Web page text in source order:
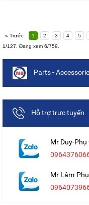
« Trước 1 2 3 4 5
1/127. Đang xem 6/759.
Parts -
Hỗ trợ trực tuyến
Mr Duy-
Mr Lâm-